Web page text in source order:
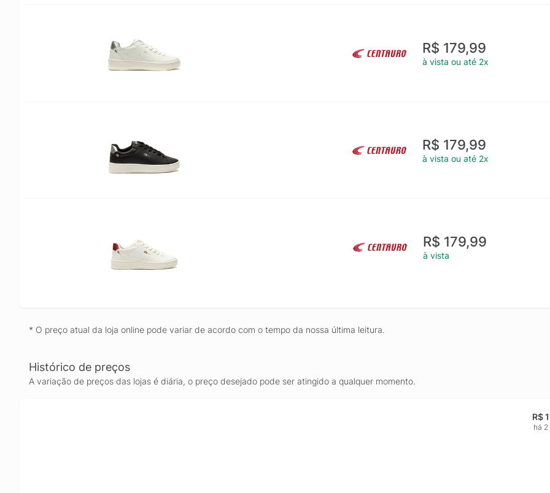
R$ 179,99
à vista ou até 2x
R$ 179,99
à vista ou até 2x
R$ 179,99
à vista
* O preço atual da loja online pode variar de acordo com o tempo da nossa última leitura.
Histórico de preços
A variação de preços das lojas é diária, o preço desejado pode ser atingido a qualquer momento.
R$
há 2